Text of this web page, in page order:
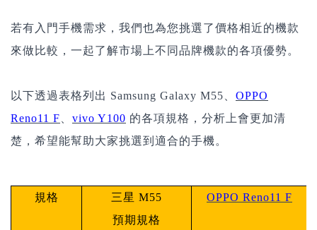
若有入門手機需求，我們也為您挑選了價格相近的機款
來做比較，一起了解市場上不同品牌機款的各項優勢。
以下透過表格列出 Samsung Galaxy M55、 OPPO
Reno11 F
vivo Y100 的各項規格，分析上會更加清
楚，希望能幫助大家挑選到適合的手機。
規格 三星 M55
預期規格
OPPO Reno11 F